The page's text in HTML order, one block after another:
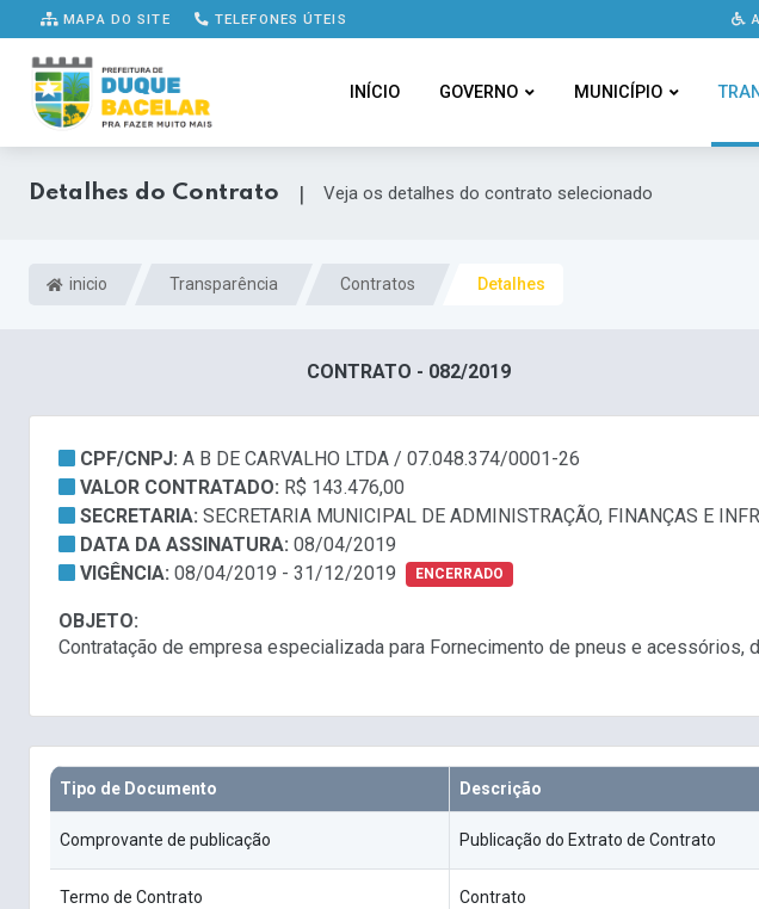
MAPA DO SITE TELEFONES ÚTEIS
INÍCIO GOVERNO MUNICÍPIO
Detalhes do Contrato | Veja os detalhes do contrato selecionado
inicio Transparência Contratos Detalhes
CONTRATO - 082/2019
CPF/CNPJ: A B DE CARVALHO LTDA / 07.048.374/0001-26
VALOR CONTRATADO: R$ 143.476,00
SECRETARIA: SECRETARIA MUNICIPAL DE ADMINISTRAÇÃO, FINANÇAS E
DATA DA ASSINATURA: 08/04/2019
VIGÊNCIA: 08/04/2019 - 31/12/2019 ENCERRADO
OBJETO:
Contratação de empresa especializada para Fornecimento de pneus e
Tipo de Documento Descrição
Comprovante de publicação Publicação do Extrato de Contrato
Termo de Contrato Contrato